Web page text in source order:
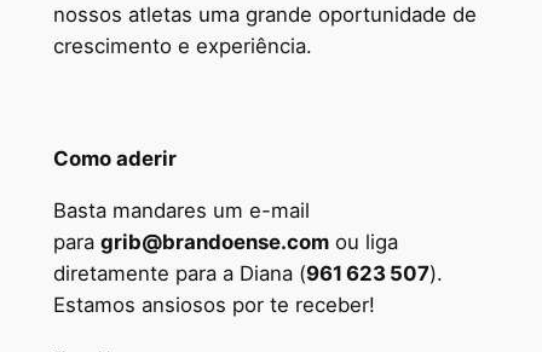
nossos atletas uma grande oportunidade de
crescimento e experiência.
Como aderir
Basta mandares um e-mail
para grib@brandoense.comou liga
diretamente para a Diana (961 623 507).
Estamos ansiosos por te receber!